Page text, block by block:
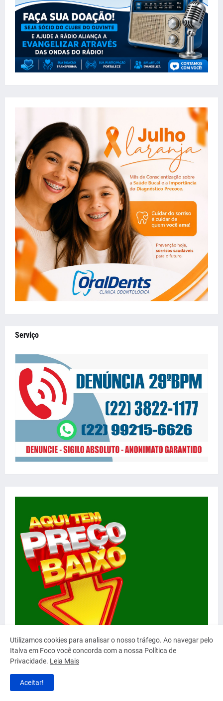
Serviço
Utilizamos cookies para analisar o nosso tráfego. Ao navegar pelo
Italva em Foco você concorda com a nossa Política de
Privacidade. Leia Mais
Aceitar!